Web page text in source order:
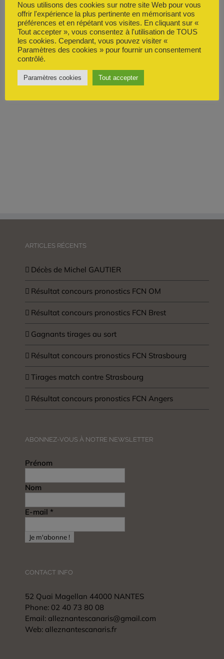
ARTICLES RÉCENTS
Décès de Michel GAUTIER
Résultat concours pronostics FCN OM
Résultat concours pronostics FCN Brest
Gagnants tirages au sort
Résultat concours pronostics FCN Strasbourg
Tirages match contre Strasbourg
Résultat concours pronostics FCN Angers
ABONNEZ-VOUS À NOTRE NEWSLETTER
Prénom
Nom
E-mail *
CONTACT INFO
52 Quai Magellan 44000 NANTES
Phone: 02 40 73 80 08
Email: alleznantescanaris@gmail.com
Web: alleznantescanaris.fr
Nous utilisons des cookies sur notre site Web pour vous
offrir l'expérience la plus pertinente en mémorisant vos
préférences et en répétant vos visites. En cliquant sur «
Tout accepter », vous consentez à l'utilisation de TOUS
les cookies. Cependant, vous pouvez visiter «
Paramètres des cookies » pour fournir un consentement
contrôlé.
Paramètres cookies Tout accepter